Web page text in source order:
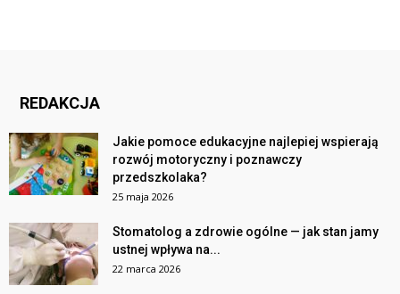
REDAKCJA
Jakie pomoce edukacyjne najlepiej wspierają
rozwój motoryczny i poznawczy
przedszkolaka?
25 maja 2026
Stomatolog a zdrowie ogólne — jak stan jamy
ustnej wpływa na...
22 marca 2026